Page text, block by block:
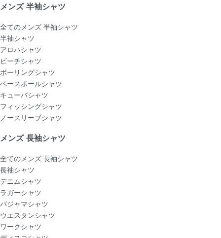
メンズ 半袖シャツ
全てのメンズ 半袖シャツ
半袖シャツ
アロハシャツ
ビーチシャツ
ボーリングシャツ
ベースボールシャツ
キューバシャツ
フィッシングシャツ
ノースリーブシャツ
メンズ 長袖シャツ
全てのメンズ 長袖シャツ
長袖シャツ
デニムシャツ
ラガーシャツ
パジャマシャツ
ウエスタンシャツ
ワークシャツ